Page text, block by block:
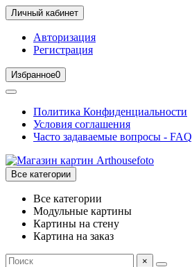
Личный кабинет
Авторизация
Регистрация
Избранное0
Политика Конфиденциальности
Условия соглашения
Часто задаваемые вопросы - FAQ
Все категории
Все категории
Модульные картины
Картины на стену
Картина на заказ
×